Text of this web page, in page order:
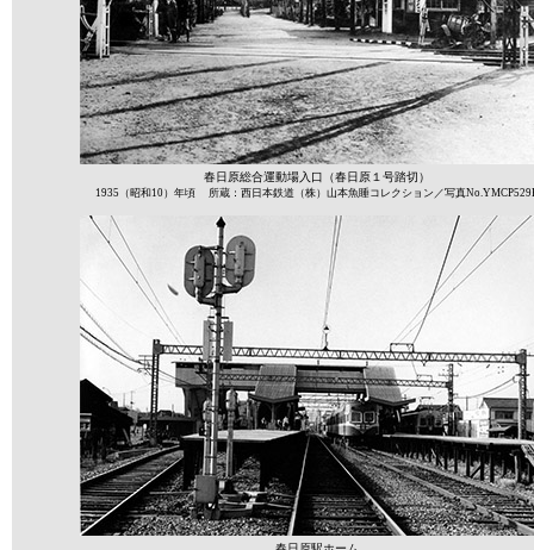
春日原総合運動場入口（春日原１号踏切）
1935（昭和10）年頃 所蔵：西日本鉄道（株）山本魚睡コレクション／写真